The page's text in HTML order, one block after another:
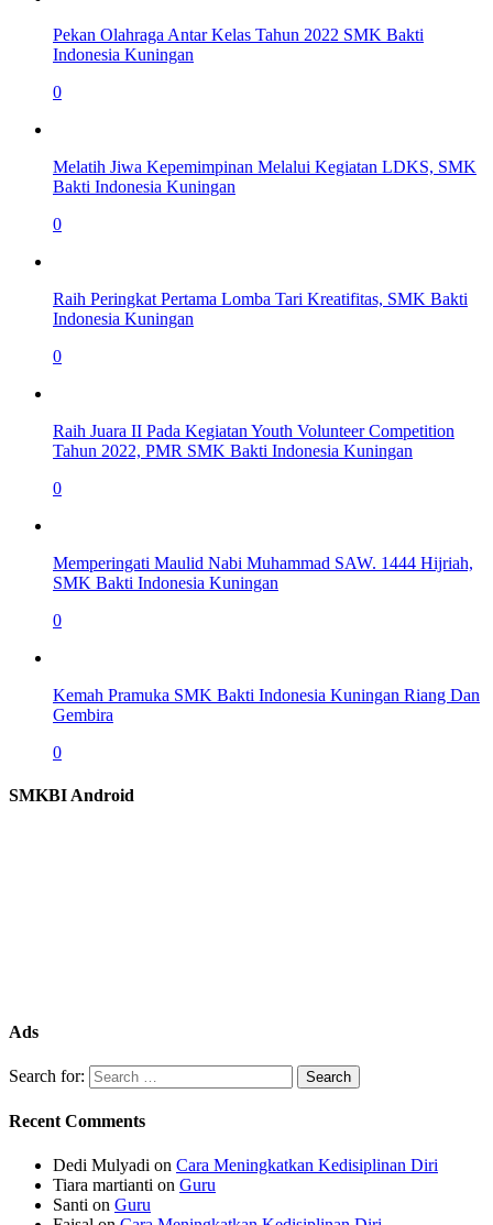
Pekan Olahraga Antar Kelas Tahun 2022 SMK Bakti
Indonesia Kuningan
0
Melatih Jiwa Kepemimpinan Melalui Kegiatan LDKS, SMK
Bakti Indonesia Kuningan
0
Raih Peringkat Pertama Lomba Tari Kreatifitas, SMK Bakti
Indonesia Kuningan
0
Raih Juara II Pada Kegiatan Youth Volunteer Competition
Tahun 2022, PMR SMK Bakti Indonesia Kuningan
0
Memperingati Maulid Nabi Muhammad SAW. 1444 Hijriah,
SMK Bakti Indonesia Kuningan
0
Kemah Pramuka SMK Bakti Indonesia Kuningan Riang Dan
Gembira
0
SMKBI Android
Ads
Search for:
Recent Comments
Dedi Mulyadi on Cara Meningkatkan Kedisiplinan Diri
Tiara martianti on Guru
Santi on Guru